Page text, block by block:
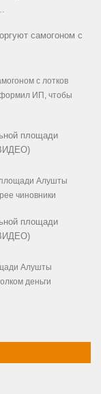
самогоном с
с лотков
ИП, чтобы
площади
площади Алушты
чиновники
площади
Алушты
деньги